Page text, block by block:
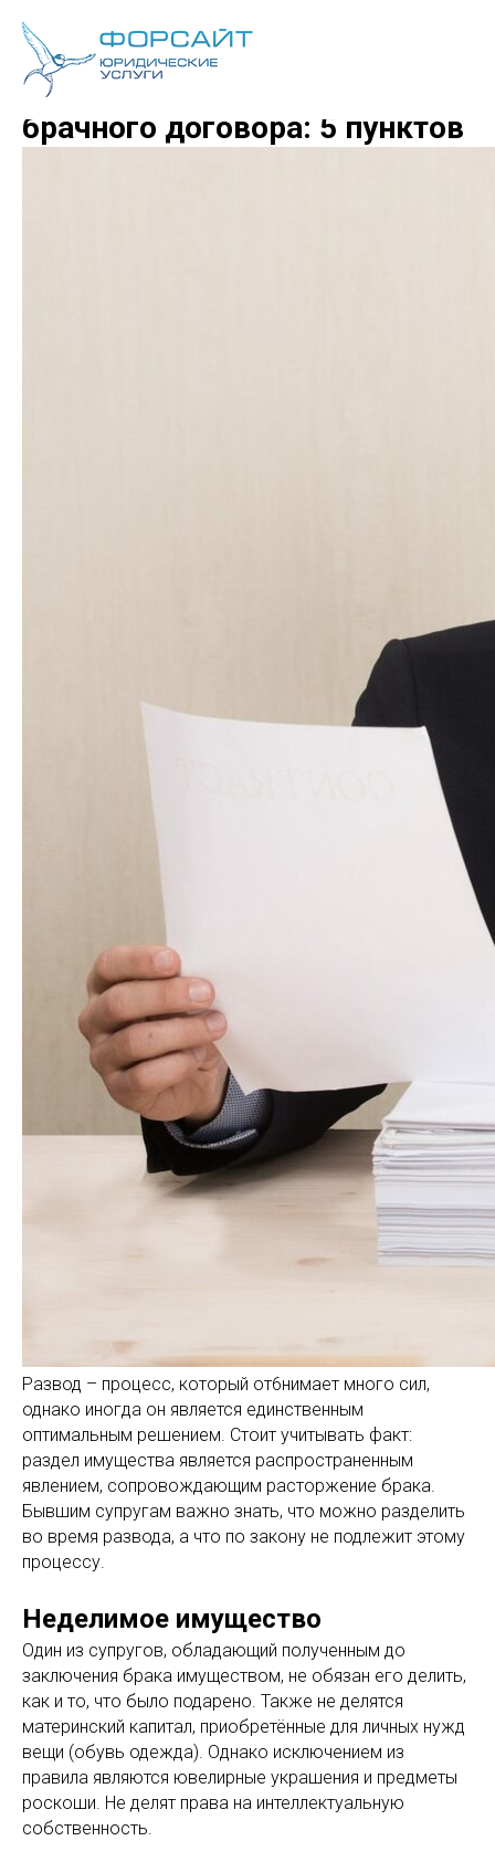
Раздел имущества без
брачного договора: 5 пунктов
Развод – процесс, который от6нимает много сил,
однако иногда он является единственным
оптимальным решением. Стоит учитывать факт:
раздел имущества является распространенным
явлением, сопровождающим расторжение брака.
Бывшим супругам важно знать, что можно разделить
во время развода, а что по закону не подлежит этому
процессу.
Неделимое имущество
Один из супругов, обладающий полученным до
заключения брака имуществом, не обязан его делить,
как и то, что было подарено. Также не делятся
материнский капитал, приобретённые для личных нужд
вещи (обувь одежда). Однако исключением из
правила являются ювелирные украшения и предметы
роскоши. Не делят права на интеллектуальную
собственность.